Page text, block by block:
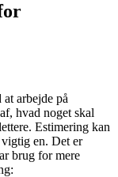
arbejde på
hvad noget skal
Estimering kan
en. Det er
brug for mere